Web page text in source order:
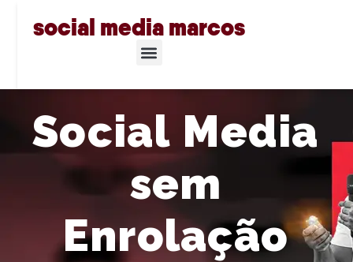
social media marcos
Social Media
sem
Enrolação